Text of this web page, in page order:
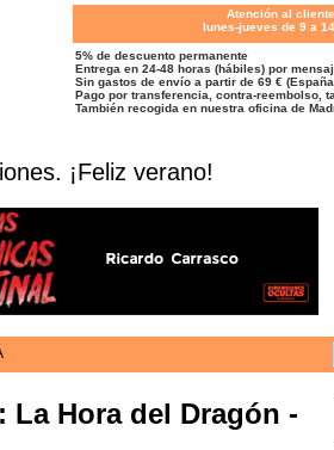
Atención al
lunes-jueves de 9 a
5% de descuento permanente
Entrega en 24-48 horas (hábiles) por
Sin gastos de envío a partir de 69 €
Pago por transferencia, contra-reembolso,
También recogida en nuestra oficina de
¡Feliz verano!
La Hora del Dragón -